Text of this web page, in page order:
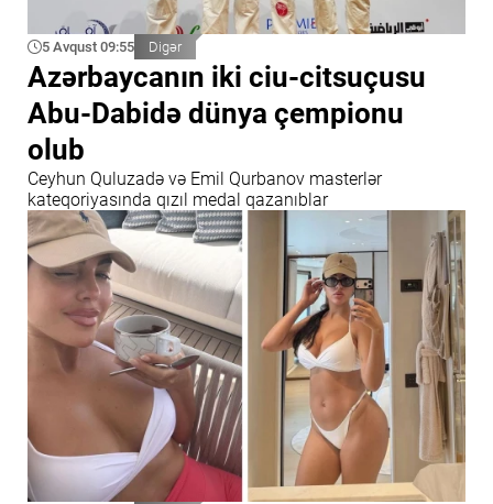
5 Avqust 09:55 Digər
Azərbaycanın iki ciu-citsuçusu
Abu-Dabidə dünya çempionu
olub
Ceyhun Quluzadə və Emil Qurbanov masterlər
kateqoriyasında qızıl medal qazanıblar